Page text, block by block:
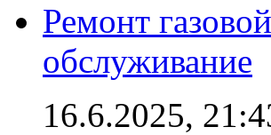
Ремонт
обслуживание
16.6.2025,